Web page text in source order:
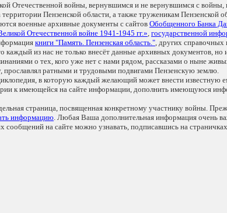
Отечественной войны, вернувшимся и не вернувшимся с
Пензенской области, а также труженикам Пензенской
военные архивные документы с сайтов Обобщенного Банка
Отечественной войне 1941-1945 гг.», государственной
книги "Память. Пензенская область.", других справочных
каждый из нас не только внесёт данные архивных документов,
о тех, кого уже нет с нами рядом, рассказами о ныне
прославлял ратными и трудовыми подвигами Пензенскую землю.
в которую каждый желающий может внести известную
к имеющейся на сайте информации, дополнить имеющуюся
страница, посвященная конкретному участнику войны.
информацию. Любая Ваша дополнительная информация очень
на сайте можно узнавать, подписавшись на